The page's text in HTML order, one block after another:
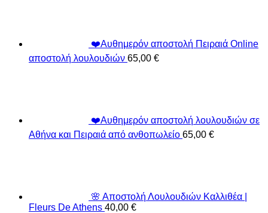
❤️Αυθημερόν αποστολή Πειραιά Online
αποστολή λουλουδιών 65,00 €
❤️Αυθημερόν αποστολή λουλουδιών σε
Αθήνα και Πειραιά από ανθοπωλείο 65,00 €
🌸 Αποστολή Λουλουδιών Καλλιθέα |
Fleurs De Athens 40,00 €